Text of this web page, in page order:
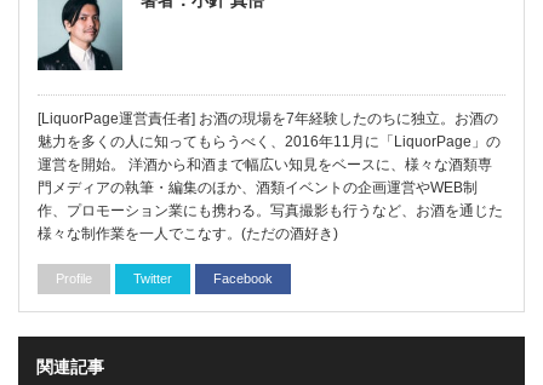
[LiquorPage運営責任者] お酒の現場を7年経験したのちに独立。お酒の
魅力を多くの人に知ってもらうべく、2016年11月に「LiquorPage」の
運営を開始。 洋酒から和酒まで幅広い知見をベースに、様々な酒類専
門メディアの執筆・編集のほか、酒類イベントの企画運営やWEB制
作、プロモーション業にも携わる。写真撮影も行うなど、お酒を通じた
様々な制作業を一人でこなす。(ただの酒好き)
Profile Twitter Facebook
関連記事